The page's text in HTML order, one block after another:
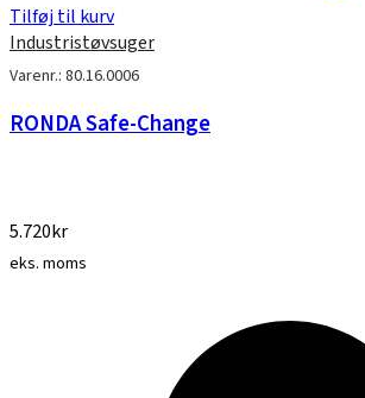
Tilføj til kurv
Industristøvsuger
Varenr.: 80.16.0006
RONDA Safe-Change
5.720kr
eks. moms